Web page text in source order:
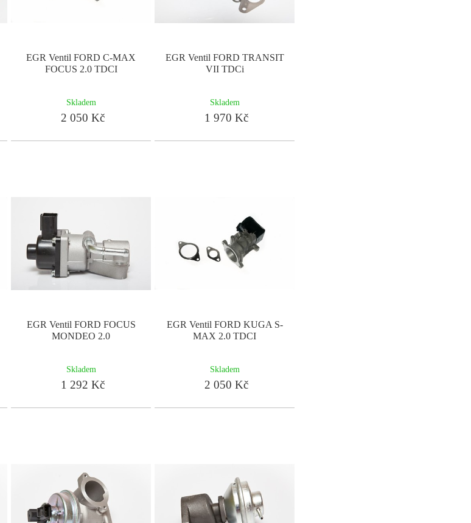
EGR Ventil FORD C-MAX
FOCUS 2.0 TDCI
Skladem
2 050 Kč
EGR Ventil FORD TRANSIT
VII TDCi
Skladem
1 970 Kč
EGR Ventil FORD FOCUS
MONDEO 2.0
Skladem
1 292 Kč
EGR Ventil FORD KUGA S-
MAX 2.0 TDCI
Skladem
2 050 Kč